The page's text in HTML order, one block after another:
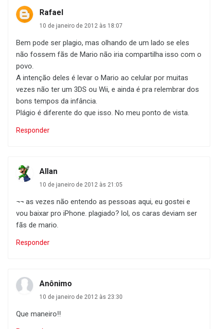
Rafael
10 de janeiro de 2012 às 18:07
Bem pode ser plagio, mas olhando de um lado se eles
não fossem fãs de Mario não iria compartilha isso com o
povo.
A intenção deles é levar o Mario ao celular por muitas
vezes não ter um 3DS ou Wii, e ainda é pra relembrar dos
bons tempos da infância.
Plágio é diferente do que isso. No meu ponto de vista.
Responder
Allan
10 de janeiro de 2012 às 21:05
¬¬ as vezes não entendo as pessoas aqui, eu gostei e
vou baixar pro iPhone. plagiado? lol, os caras deviam ser
fãs de mario.
Responder
Anônimo
10 de janeiro de 2012 às 23:30
Que maneiro!!